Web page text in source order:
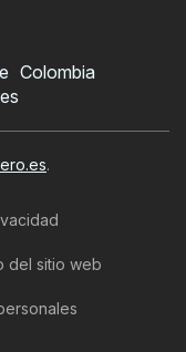
Colombia
.
del sitio web